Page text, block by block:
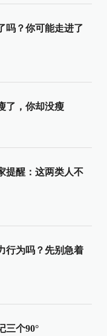
吗？你可能走进了
了，你却没瘦
提醒：这两类人不
行为吗？先别急着
三个90°